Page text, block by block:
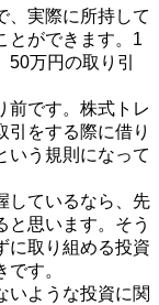
、実際に所持して
とができます。1
万円の取り引
前です。株式トレ
引をする際に借り
いう規則になって
しているなら、先
と思います。そう
に取り組める投資
す。
いような投資に関